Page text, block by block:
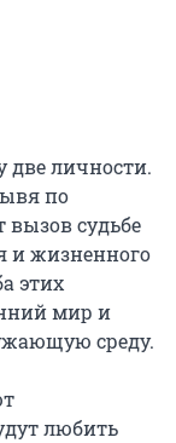
две личности.
по
вызов судьбе
и жизненного
этих
мир и
среду.
любить